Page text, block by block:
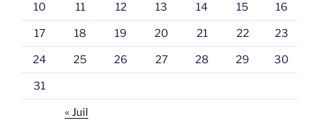
10 11 12 13 14 15 16
17 18 19 20 21 22 23
24 25 26 27 28 29 30
31
« Juil